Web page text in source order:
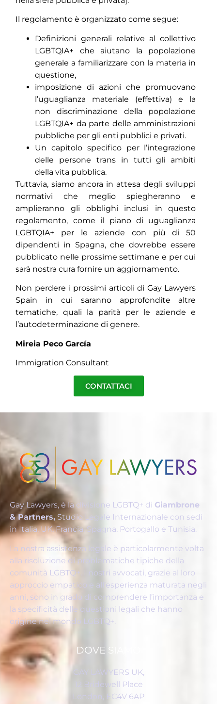
Il regolamento è organizzato come segue:
Definizioni generali relative al collettivo
LGBTQIA+ che aiutano la popolazione
generale a familiarizzare con la materia in
questione,
imposizione di azioni che promuovano
l’uguaglianza materiale (effettiva) e la
non discriminazione della popolazione
LGBTQIA+ da parte delle amministrazioni
pubbliche per gli enti pubblici e privati.
Un capitolo specifico per l’integrazione
delle persone trans in tutti gli ambiti
della vita pubblica.
Tuttavia, siamo ancora in attesa degli sviluppi
normativi che meglio spiegheranno e
amplieranno gli obblighi inclusi in questo
regolamento, come il piano di uguaglianza
LGBTQIA+ per le aziende con più di 50
dipendenti in Spagna, che dovrebbe essere
pubblicato nelle prossime settimane e per cui
sarà nostra cura fornire un aggiornamento.
Non perdere i prossimi articoli di Gay Lawyers
Spain in cui saranno approfondite altre
tematiche, quali la parità per le aziende e
l’autodeterminazione di genere.
Mireia Peco García
Immigration Consultant
CONTATTACI
Gay Lawyers, è la divisione LGBTQ+ di Giambrone
& Partners, Studio Legale Internazionale con sedi
in Italia, UK, Francia, Spagna, Portogallo e Tunisia.
La nostra assistenza legale è particolarmente volta
alla risoluzione di problematiche tipiche della
comunità LGBTQ+. I nostri avvocati, grazie al loro
approccio empatico e all’esperienza maturata negli
anni, sono in grado di comprendere l’importanza e
la specificità delle questioni legali che hanno
origine nel mondo LGBTQ+.
DOVE SIAMO
GAY LAWYERS UK,
12 Bridewell Place
London, EC4V 6AP